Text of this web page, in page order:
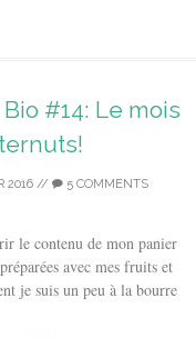
#14: Le mois
2016// 5 COMMENTS
le contenu de mon panier
avec mes fruits et
je suis un peu à la bourre